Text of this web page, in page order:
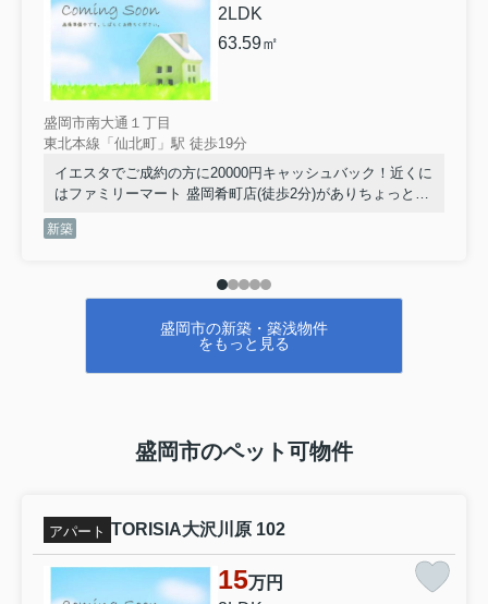
2LDK
63.59㎡
盛岡市南大通１丁目
東北本線「仙北町」駅 徒歩19分
イエスタでご成約の方に20000円キャッシュバック！近くに
はファミリーマート 盛岡肴町店(徒歩2分)がありちょっとし
ちの方に♪気になるイチオシ物件情報：「(仮称)D-ROOM南
店にお任せください♪当社へのお問合せは019-681-1717まで
よろしくお願いします(^o^)
新築
盛岡市の新築・築浅物件
をもっと見る
盛岡市のペット可物件
アパート TORISIA大沢川原 102
15万円